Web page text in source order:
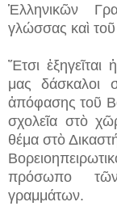
Ἑλληνικῶν
γλώσσας καὶ
Ἔτσι
μας δάσκαλοι
ἀπόφασης τοῦ
σχολεῖα στὸ
θέμα στὸ
πρόσωπο
γραμμάτων.